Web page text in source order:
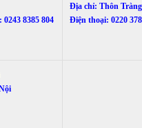
8385 804
Địa chỉ: Thôn
Điện thoại: 0220